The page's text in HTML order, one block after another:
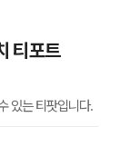
티포트
있는 티팟입니다.